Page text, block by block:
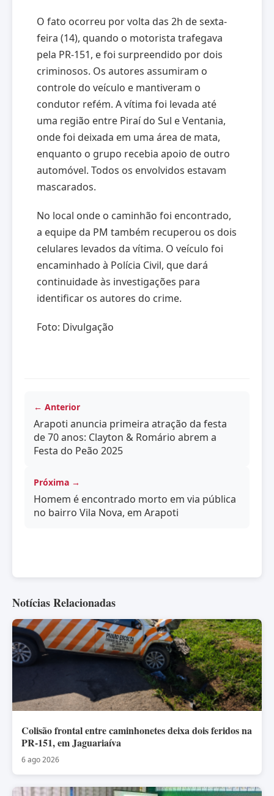
O fato ocorreu por volta das 2h de sexta-
feira (14), quando o motorista trafegava
pela PR-151, e foi surpreendido por dois
criminosos. Os autores assumiram o
controle do veículo e mantiveram o
condutor refém. A vítima foi levada até
uma região entre Piraí do Sul e Ventania,
onde foi deixada em uma área de mata,
enquanto o grupo recebia apoio de outro
automóvel. Todos os envolvidos estavam
mascarados.
No local onde o caminhão foi encontrado,
a equipe da PM também recuperou os dois
celulares levados da vítima. O veículo foi
encaminhado à Polícia Civil, que dará
continuidade às investigações para
identificar os autores do crime.
Foto: Divulgação
← Anterior
Arapoti anuncia primeira atração da festa
de 70 anos: Clayton & Romário abrem a
Festa do Peão 2025
Próxima →
Homem é encontrado morto em via pública
no bairro Vila Nova, em Arapoti
Notícias Relacionadas
Colisão frontal entre caminhonetes deixa dois feridos na
PR-151, em Jaguariaíva
6 ago 2026